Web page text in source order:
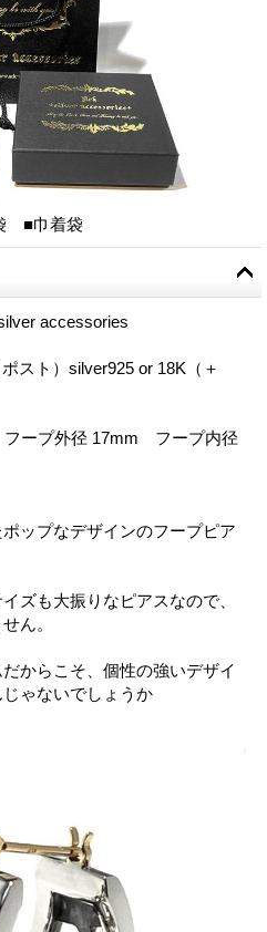
■巾着袋
accessories
スト）silver925 or 18K（＋
ープ外径 17mm フープ内径
ップなデザインのフープピア
ズも大振りなピアスなので、
ん。
からこそ、個性の強いデザイ
ゃないでしょうか